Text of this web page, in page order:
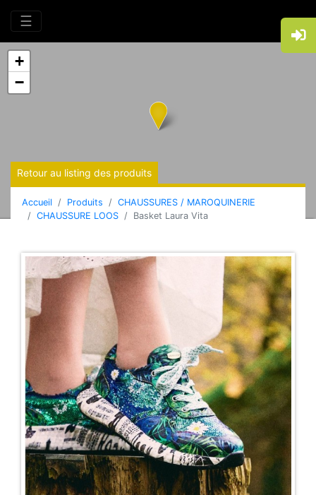
☰
+
−
Retour au listing des produits
Accueil Produits
CHAUSSURES / MAROQUINERIE
CHAUSSURE LOOS
Basket Laura Vita